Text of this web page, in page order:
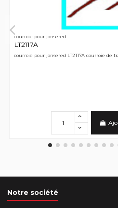
courroie pour jonsered
LT2117A
courroie pour jonsered LT2117A courroie de
Notre société